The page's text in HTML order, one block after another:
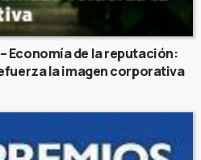
Economía de la reputación:
la imagen corporativa